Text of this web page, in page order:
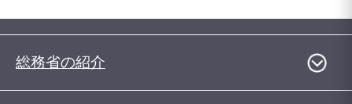
総務省の紹介